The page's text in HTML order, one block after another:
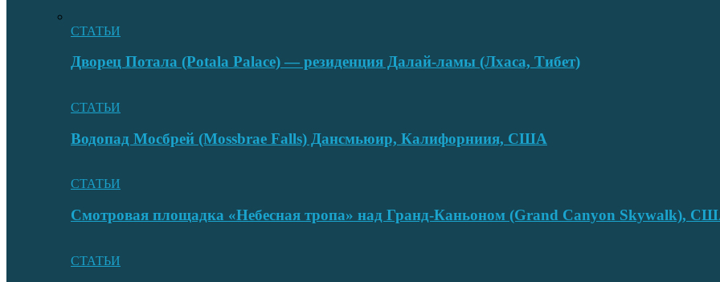
СТАТЬИ
Дворец Потала (Potala Palace) — резиденция Далай-ламы (Лхаса, Тибет)
СТАТЬИ
Водопад Мосбрей (Mossbrae Falls) Дансмьюир, Калифорниия, США
СТАТЬИ
Смотровая площадка «Небесная тропа» над Гранд-Каньоном (Grand Canyon Skywalk),
СТАТЬИ